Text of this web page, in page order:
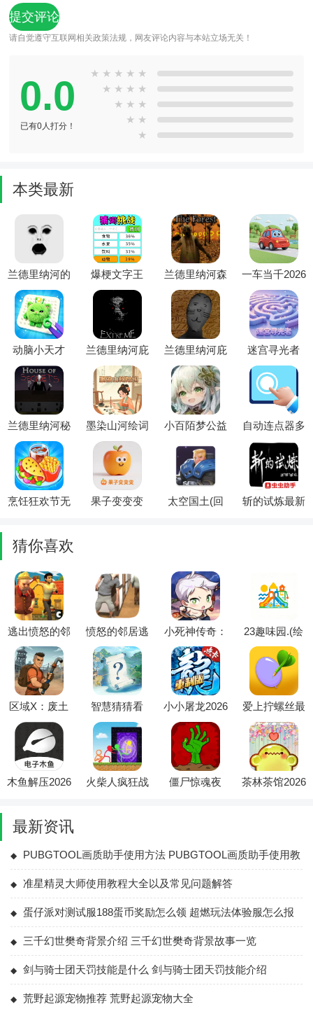
请自觉遵守互联网相关政策法规，网友评论内容与本站立场无关！
0.0
已有0人打分！
★ ★ ★ ★ ★
★ ★ ★ ★
★ ★ ★
★ ★
★
本类最新
兰德里纳河的
面膜菜单汉化
(恐怖逃生解
谜游戏)
爆梗文字王
(文字解谜游
戏)
兰德里纳河森
林(恐怖冒险
游戏)
一车当千2026
官方最新版本
动脑小天才
(拼豆治愈小
游戏)
兰德里纳河庇
护所2026官方
最新版本
兰德里纳河庇
护所猫咪模组
(恐怖逃脱游
戏)
迷宫寻光者
2026最新版本
兰德里纳河秘
密之家最新手
机版
墨染山河绘词
(诗词成语答
题游戏)
小百陌梦公益
2026官方最新
版本
自动连点器多
指(自动连点
辅助工具)
烹饪狂欢节无
果子变变变
太空国土(回
斩的试炼最新
猜你喜欢
逃出愤怒的邻
居家(邻居追
捕逃生游)
愤怒的邻居逃
生最新手机版
小死神传奇：
重生辅助菜单
(死神养成游
戏)
23趣味园.(绘
画趣味平台)
区域X：废土
生存辅助菜单
2026最新版本
智慧猜猜看
(国风益智游
戏)
小小屠龙2026
最新版本
爱上拧螺丝最
新手机版
木鱼解压2026
火柴人疯狂战
僵尸惊魂夜
茶林茶馆2026
最新资讯
PUBGTOOL画质助手使用方法 PUBGTOOL画质助手使用教
程大全
准星精灵大师使用教程大全以及常见问题解答
蛋仔派对测试服188蛋币奖励怎么领 超燃玩法体验服怎么报
三千幻世樊奇背景介绍 三千幻世樊奇背景故事一览
剑与骑士团天罚技能是什么 剑与骑士团天罚技能介绍
荒野起源宠物推荐 荒野起源宠物大全